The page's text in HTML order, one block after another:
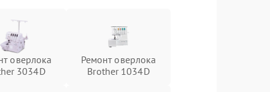
оверлока
3034D
Ремонт оверлока
Brother 1034D